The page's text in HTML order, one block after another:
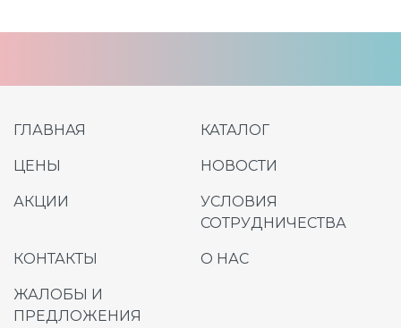
ГЛАВНАЯ КАТАЛОГ
ЦЕНЫ НОВОСТИ
АКЦИИ
УСЛОВИЯ
СОТРУДНИЧЕСТВА
ЖАЛОБЫ И
ПРЕДЛОЖЕНИЯ
КОНТАКТЫ О НАС